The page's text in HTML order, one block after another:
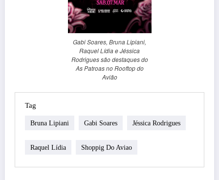
Gabi Soares, Bruna Lipiani,
Raquel Lídia e Jéssica
Rodrigues são destaques do
As Patroas no Rooftop do
Avião
Tag
Bruna Lipiani Gabi Soares Jéssica Rodrigues
Raquel Lídia Shoppig Do Aviao